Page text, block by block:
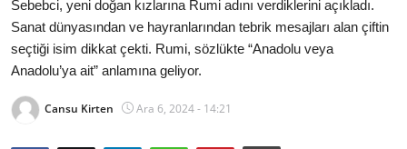
Mülki İdare
Toplum ve Yaşam
Sivil Toplum Kuruluşları
Sebebci, yeni doğan kızlarına Rumi adını verdiklerini açıkladı.
Sanat dünyasından ve hayranlarından tebrik mesajları alan çiftin
seçtiği isim dikkat çekti. Rumi, sözlükte “Anadolu veya
Anadolu’ya ait” anlamına geliyor.
Cansu Kirten Ara 6, 2024 - 14:21